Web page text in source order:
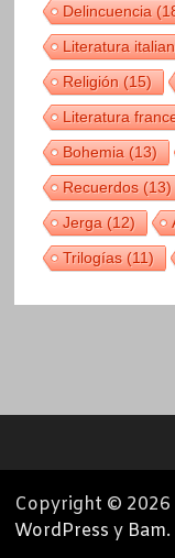
Delincuencia
Literatura
Religión(15)
Literatura
Bohemia(13)
Recuerdos(13)
Jerga(12)
Trilogías(11)
Copyright © 2026
WordPress y Bam.